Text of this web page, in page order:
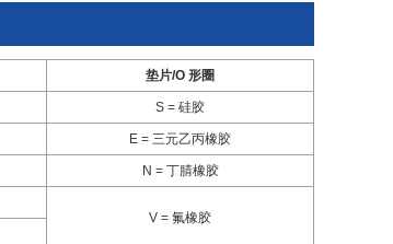
垫片/O 形圈
S = 硅胶
E = 三元乙丙橡胶
N = 丁腈橡胶
V = 氟橡胶